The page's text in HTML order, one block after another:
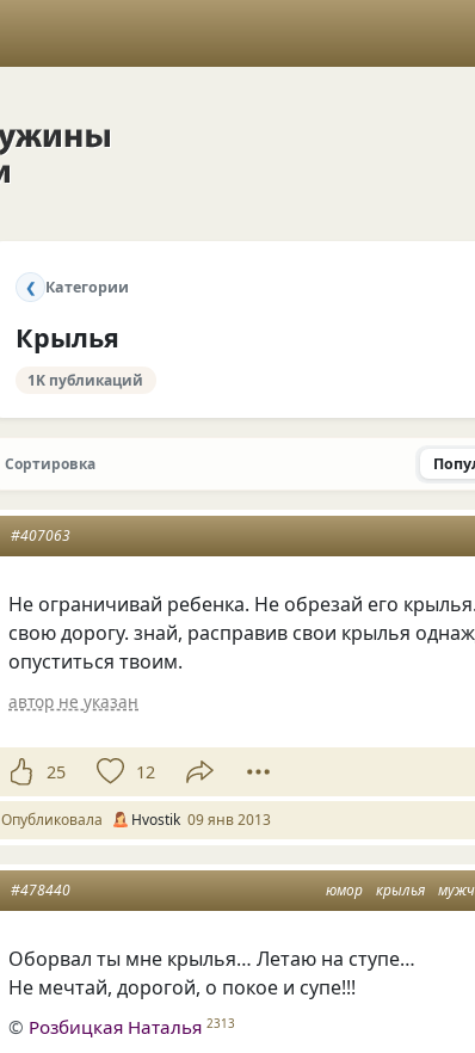
❮ Категории
Крылья
1K публикаций
Сортировка
#407063
Не ограничивай ребенка. Не обрезай его
свою дорогу. знай, расправив свои крылья
опуститься твоим.
автор не указан
25 12
Опубликовала Hvostik 09 янв 2013
юмор крылья
#478440
Оборвал ты мне крылья… Летаю на ступе…
Не мечтай, дорогой, о покое и супе!!!
© Розбицкая Наталья 2313